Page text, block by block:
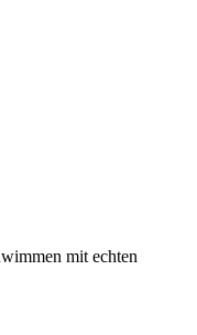
mit echten